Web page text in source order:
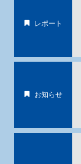
レポート
お知らせ